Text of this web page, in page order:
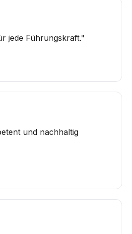
jede Führungskraft."
und nachhaltig